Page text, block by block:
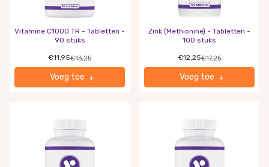
Vitamine C1000 TR - Tabletten -
90 stuks
€13,25
€11,95
+
Voeg toe
Zink (Methionine) - Tabletten -
100 stuks
€17,25
€12,25
+
Voeg toe